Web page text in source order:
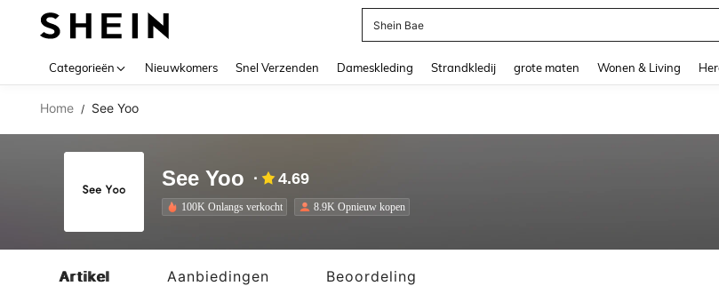
Bikini Dames
Categorieën Nieuwkomers Snel Verzenden Dameskleding Strandkledij grote maten Wonen & Living
Home / See Yoo
See Yoo 4.69
100K Onlangs verkocht 8.9K Opnieuw kopen
Artikel Aanbiedingen Beoordeling